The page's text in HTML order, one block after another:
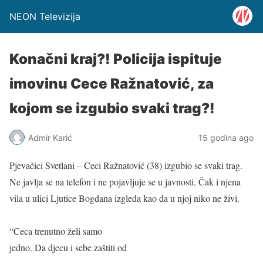
NEON Televizija
Konačni kraj?! Policija ispituje
imovinu Cece Ražnatović, za
kojom se izgubio svaki trag?!
Admir Karić 15 godina ago
Pjevačici Svetlani – Ceci Ražnatović (38) izgubio se svaki trag.
Ne javlja se na telefon i ne pojavljuje se u javnosti. Čak i njena
vila u ulici Ljutice Bogdana izgleda kao da u njoj niko ne živi.
“Ceca trenutno želi samo
jedno. Da djecu i sebe zaštiti od